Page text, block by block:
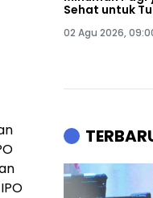
Sehat untuk
02 Agu 2026,